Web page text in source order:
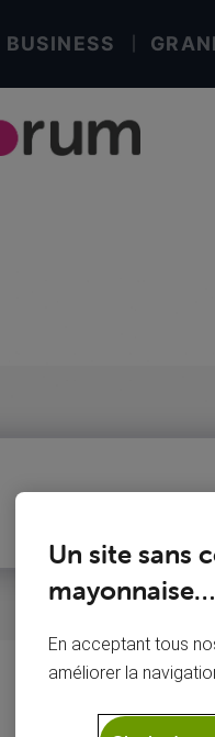
BUSINESS
Un site sans
mayonnaise…
En acceptant tous
améliorer la